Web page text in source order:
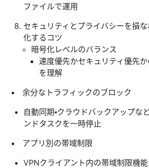
ファイルで運用
セキュリティとプライバシーを損
化するコツ
暗号化レベルのバランス
速度優先かセキュリティ優先
を理解
余分なトラフィックのブロック
自動同期・クラウドバックアップな
ンドタスクを一時停止
アプリ別の帯域制限
VPNクライアント内の帯域制限機